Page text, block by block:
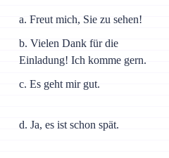
a. Freut mich, Sie zu sehen!
b. Vielen Dank für die
Einladung! Ich komme gern.
c. Es geht mir gut.
d. Ja, es ist schon spät.